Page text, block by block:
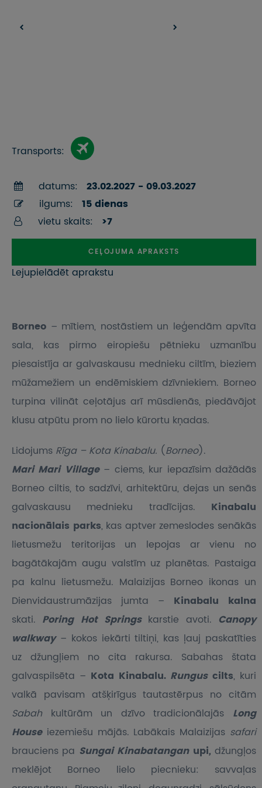
Transports:
datums:
23.02.2027 - 09.03.2027
ilgums:
15 dienas
vietu skaits:
>7
CEĻOJUMA APRAKSTS
Lejupielādēt aprakstu
Borneo – mītiem, nostāstiem un leģendām apvīta
sala, kas pirmo eiropiešu pētnieku uzmanību
piesaistīja ar galvaskausu mednieku ciltīm, bieziem
mūžamežiem un endēmiskiem dzīvniekiem. Borneo
turpina vilināt ceļotājus arī mūsdienās, piedāvājot
klusu atpūtu prom no lielo kūrortu kņadas.
Lidojums Rīga – Kota Kinabalu. (Borneo).
Mari Mari Village – ciems, kur iepazīsim dažādās
Borneo ciltis, to sadzīvi, arhitektūru, dejas un senās
galvaskausu mednieku tradīcijas. Kinabalu
nacionālais parks, kas aptver zemeslodes senākās
lietusmežu teritorijas un lepojas ar vienu no
bagātākajām augu valstīm uz planētas. Pastaiga
pa kalnu lietusmežu. Malaizijas Borneo ikonas un
Dienvidaustrumāzijas jumta – Kinabalu kalna
skati. Poring Hot Springskarstie avoti. Canopy
walkway– kokos iekārti tiltiņi, kas ļauj paskatīties
uz džungļiem no cita rakursa. Sabahas štata
galvaspilsēta – Kota Kinabalu. Runguscilts, kuri
valkā pavisam atšķirīgus tautastērpus no citām
Sabahkultūrām un dzīvo tradicionālajās Long
House iezemiešu mājās. Labākais Malaizijas safari
brauciens pa Sungai Kinabatangan upi,džungļos
meklējot Borneo lielo piecnieku: savvaļas